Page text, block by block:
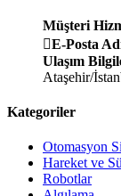
Müşteri
E-Posta
Ulaşım
Ataşehir/
Kategoriler
Otomasyon
Hareket ve
Robotlar